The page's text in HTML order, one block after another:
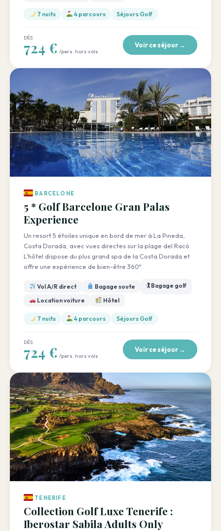
7 nuits 4 parcours Séjours Golf
DÈS
724 € /pers. hors vols
Voir ce séjour →
BARCELONE
5 * Golf Barcelone Gran Palas
Experience
Un resort 5 étoiles unique en bord de mer à La Pineda,
Costa Dorada, avec vues directes sur la plage del Racó.
L'hôtel dispose du plus grand spa de la Costa Dorada et
offre une expérience de bien-être 360º.
Vol A/R direct Bagage soute
🏌️ Bagage golf
Location voiture
Hôtel
7 nuits 4 parcours Séjours Golf
DÈS
724 € /pers. hors vols
Voir ce séjour →
TENERIFE
Collection Golf Luxe Tenerife :
Iberostar Sabila Adults Only